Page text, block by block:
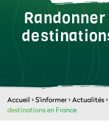
Accueil >S'informer>Actualités>
destinations en France